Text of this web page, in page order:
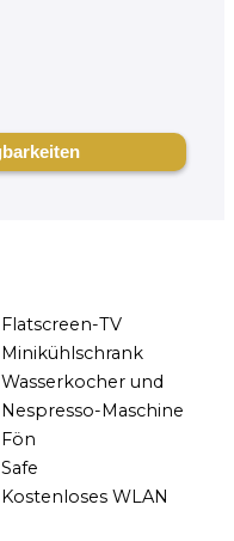
Flatscreen-TV
Minikühlschrank
Wasserkocher und
Nespresso-Maschine
Fön
Safe
Kostenloses WLAN